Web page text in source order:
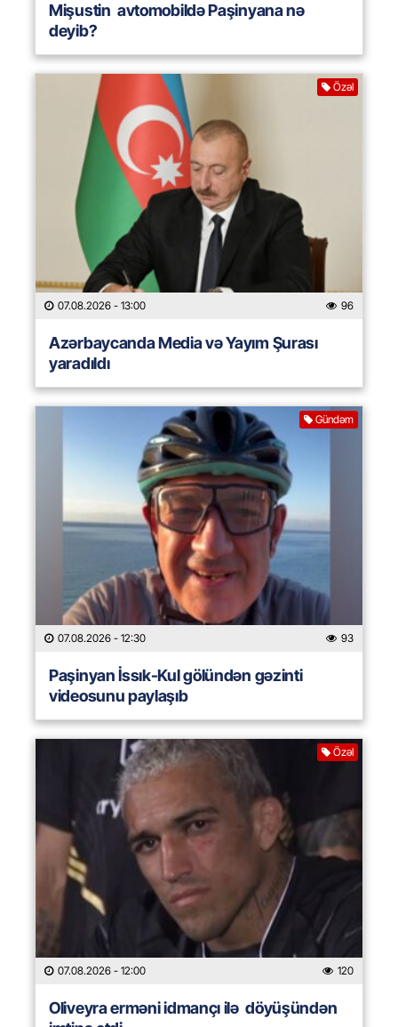
Mişustin avtomobildə Paşinyana nə
deyib?
Özəl
07.08.2026 - 13:00 96
Azərbaycanda Media və Yayım Şurası
yaradıldı
Gündəm
07.08.2026 - 12:30 93
Paşinyan İssık-Kul gölündən gəzinti
videosunu paylaşıb
Özəl
07.08.2026 - 12:00 120
Oliveyra erməni idmançı ilə döyüşündən